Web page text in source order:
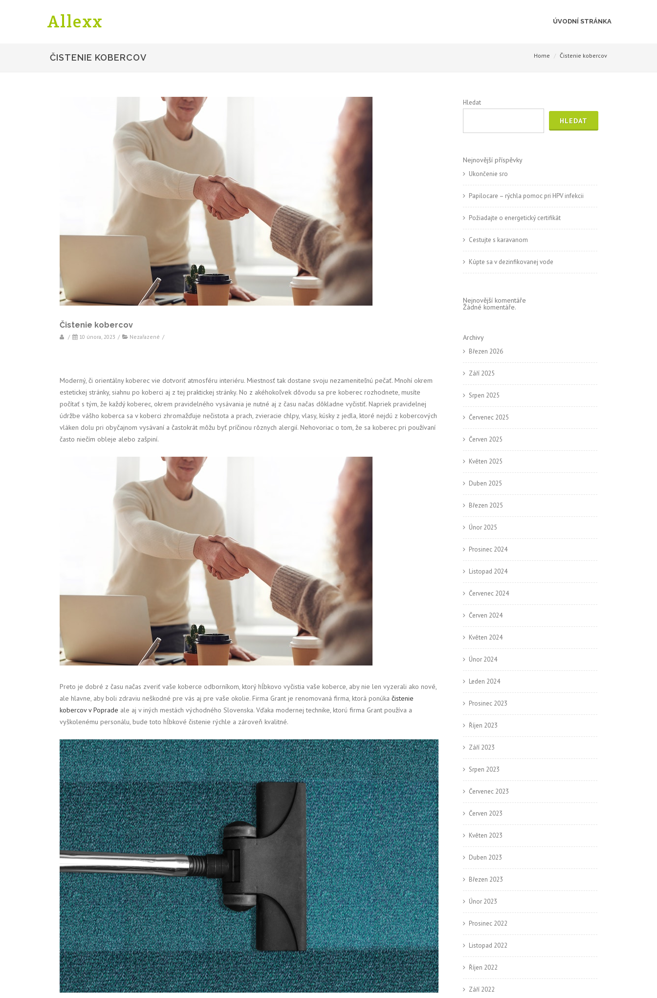
Allexx ÚVODNÍ STRÁNKA
ČISTENIE KOBERCOV Home Čistenie kobercov
Čistenie kobercov
/ 10 února, 2023 / Nezařazené /
Moderný, či orientálny koberec vie dotvoriť atmosféru interiéru. Miestnosť tak dostane svoju nezameniteľnú pečať. Mnohí okrem
estetickej stránky, siahnu po koberci aj z tej praktickej stránky. No z akéhokoľvek dôvodu sa pre koberec rozhodnete, musíte
počítať s tým, že každý koberec, okrem pravidelného vysávania je nutné aj z času načas dôkladne vyčistiť. Napriek pravidelnej
údržbe vášho koberca sa v koberci zhromažďuje nečistota a prach, zvieracie chlpy, vlasy, kúsky z jedla, ktoré nejdú z kobercových
vláken dolu pri obyčajnom vysávaní a častokrát môžu byť príčinou rôznych alergií. Nehovoriac o tom, že sa koberec pri používaní
často niečím obleje alebo zašpiní.
Preto je dobré z času načas zveriť vaše koberce odborníkom, ktorý hĺbkovo vyčistia vaše koberce, aby nie len vyzerali ako nové,
ale hlavne, aby boli zdraviu neškodné pre vás aj pre vaše okolie. Firma Grant je renomovaná firma, ktorá ponúka čistenie
kobercov v Poprade ale aj v iných mestách východného Slovenska. Vďaka modernej technike, ktorú firma Grant používa a
vyškolenému personálu, bude toto hĺbkové čistenie rýchle a zároveň kvalitné.
Hledat
HLEDAT
Nejnovější příspěvky
Ukončenie sro
Papilocare – rýchla pomoc pri HPV infekcii
Požiadajte o energetický certifikát
Cestujte s karavanom
Kúpte sa v dezinfikovanej vode
Nejnovější komentáře
Žádné komentáře.
Archivy
Březen 2026
Září 2025
Srpen 2025
Červenec 2025
Červen 2025
Květen 2025
Duben 2025
Březen 2025
Únor 2025
Prosinec 2024
Listopad 2024
Červenec 2024
Červen 2024
Květen 2024
Únor 2024
Leden 2024
Prosinec 2023
Říjen 2023
Září 2023
Srpen 2023
Červenec 2023
Červen 2023
Květen 2023
Duben 2023
Březen 2023
Únor 2023
Prosinec 2022
Listopad 2022
Říjen 2022
Září 2022